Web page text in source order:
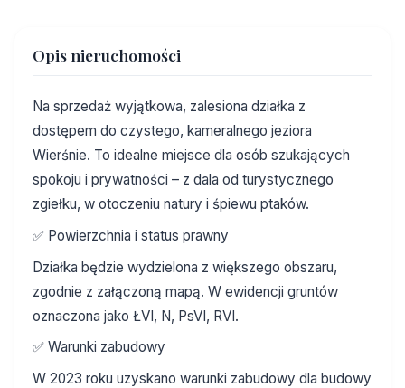
Opis nieruchomości
Na sprzedaż wyjątkowa, zalesiona działka z
dostępem do czystego, kameralnego jeziora
Wierśnie. To idealne miejsce dla osób szukających
spokoju i prywatności – z dala od turystycznego
zgiełku, w otoczeniu natury i śpiewu ptaków.
✅ Powierzchnia i status prawny
Działka będzie wydzielona z większego obszaru,
zgodnie z załączoną mapą. W ewidencji gruntów
oznaczona jako ŁVI, N, PsVI, RVI.
✅ Warunki zabudowy
W 2023 roku uzyskano warunki zabudowy dla budowy